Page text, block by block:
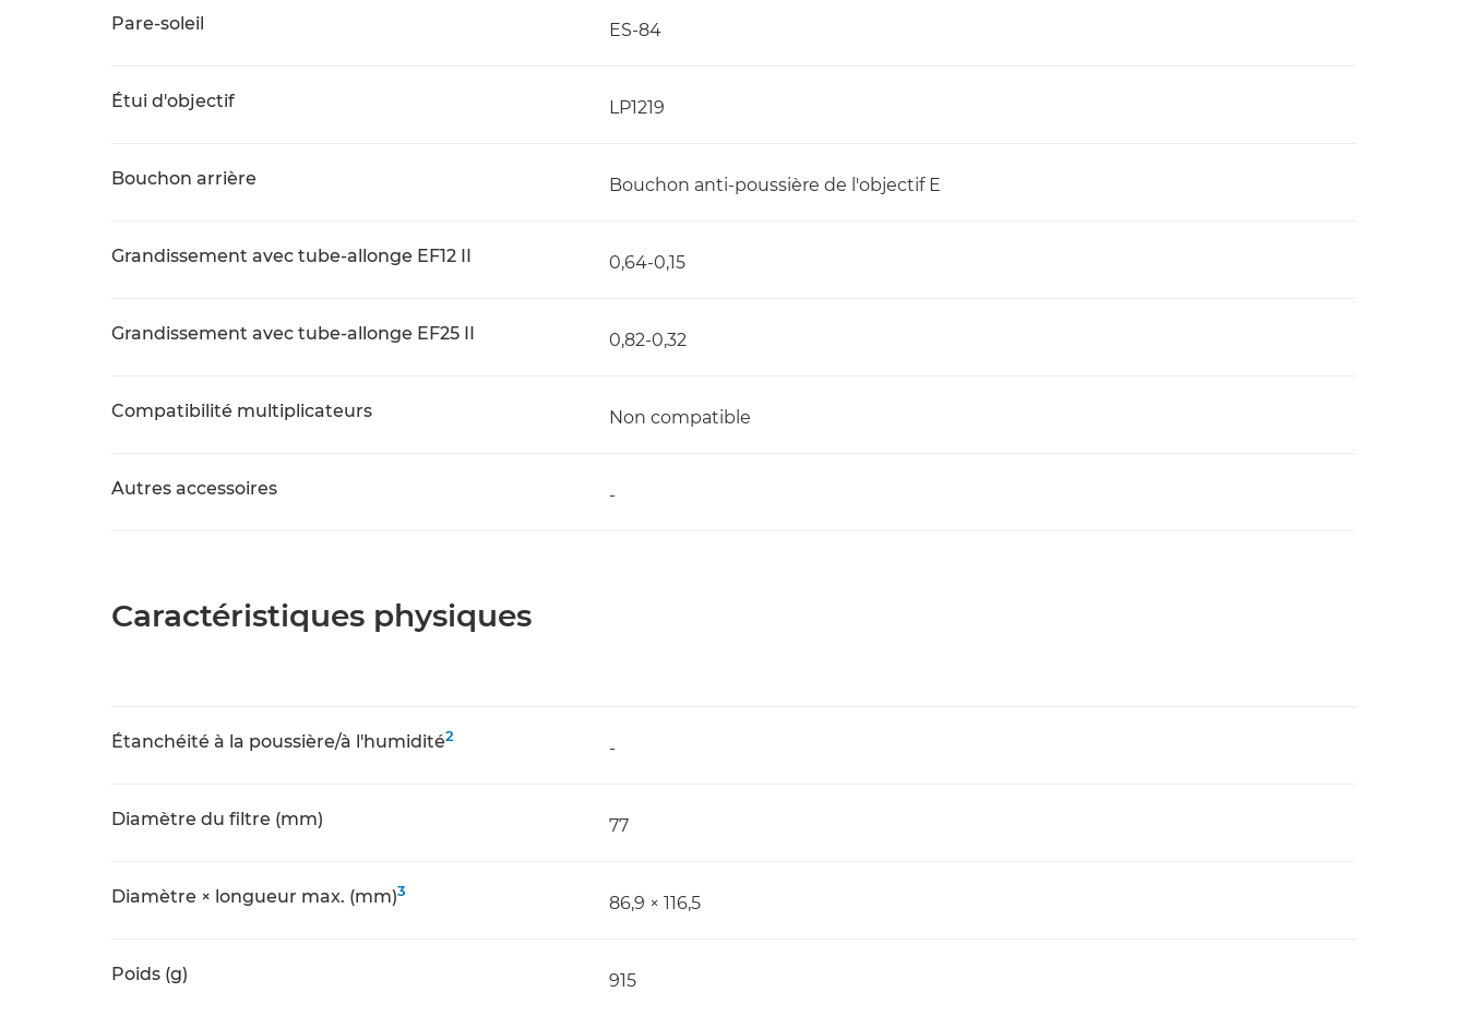
Pare-soleil ES-84
Étui d'objectif LP1219
Bouchon arrière Bouchon anti-poussière de l'objectif E
Grandissement avec tube-allonge EF12 II 0,64-0,15
Grandissement avec tube-allonge EF25 II 0,82-0,32
Compatibilité multiplicateurs Non compatible
Autres accessoires -
Caractéristiques physiques
Étanchéité à la poussière/à l'humidité2
-
Diamètre du filtre (mm) 77
Diamètre × longueur max. (mm)3
86,9 × 116,5
Poids (g) 915